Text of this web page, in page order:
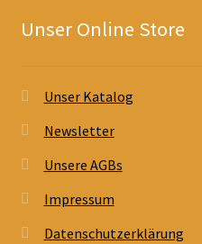
Unser Online Store
Unser Katalog
Newsletter
Unsere AGBs
Impressum
Datenschutzerklärung